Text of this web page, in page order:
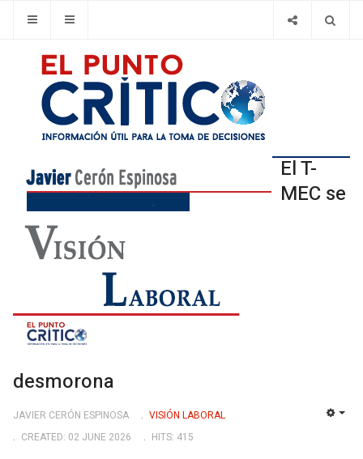
El T-
MEC se
desmorona
JAVIER CERÓN ESPINOSA
VISIÓN LABORAL
CREATED: 02 JUNE 2026
HITS: 415